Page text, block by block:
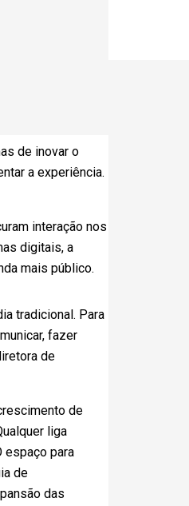
de inovar o
a experiência.
interação nos
digitais, a
mais público.
tradicional. Para
fazer
de
de
liga
espaço para
de
das